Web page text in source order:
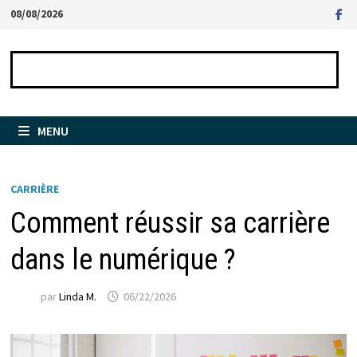
Passer
contenu
08/08/2026
MENU
CARRIÈRE
Comment réussir sa carrière
dans le numérique ?
parLinda M. 06/22/2026